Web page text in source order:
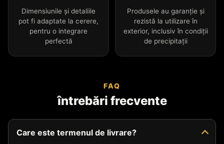
Dimensiunile și detaliile
pot fi adaptate la cerere,
pentru o integrare
perfectă
Produsele au garanție și
rezistă la utilizare în
exterior, inclusiv în condiții
de precipitații
FAQ
întrebări frecvente
Care este termenul de livrare?